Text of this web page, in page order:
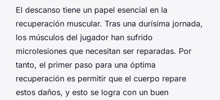
El descanso tiene un papel esencial en la
recuperación muscular. Tras una durísima jornada,
los músculos del jugador han sufrido
microlesiones que necesitan ser reparadas. Por
tanto, el primer paso para una óptima
recuperación es permitir que el cuerpo repare
estos daños, y esto se logra con un buen